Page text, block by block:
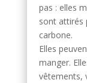
pas : elles
sont attirés
carbone.
Elles
manger.
vêtements,